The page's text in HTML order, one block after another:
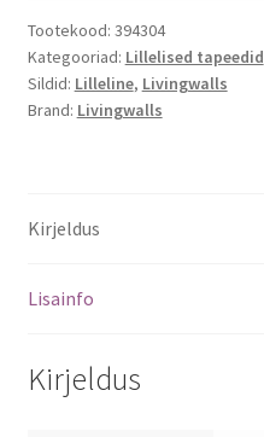
Tootekood: 394304
Kategooriad: Lillelised tapeedid
Sildid: Lilleline, Livingwalls
Brand: Livingwalls
Kirjeldus
Lisainfo
Kirjeldus